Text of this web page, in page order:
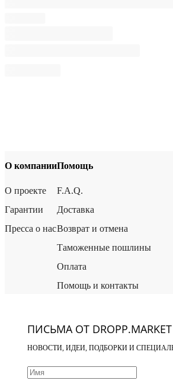
О компании
О проекте
Гарантии
Пресса о нас
Помощь
F.A.Q.
Доставка
Возврат и отмена
Таможенные пошлины
Оплата
Помощь и контакты
ПИСЬМА ОТ DROPP.MARKET
НОВОСТИ, ИДЕИ, ПОДБОРКИ И